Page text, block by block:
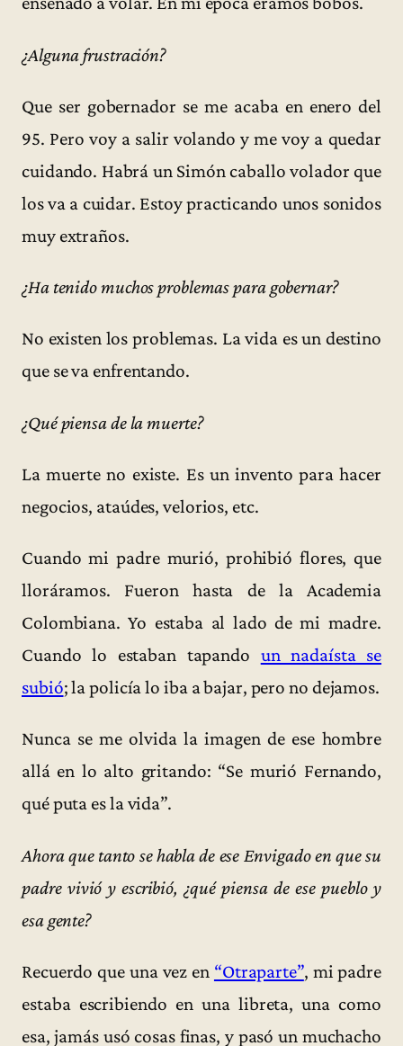
¿Alguna frustración?
Que ser gobernador se me acaba en enero del
95. Pero voy a salir volando y me voy a quedar
cuidando. Habrá un Simón caballo volador que
los va a cuidar. Estoy practicando unos sonidos
muy extraños.
¿Ha tenido muchos problemas para gobernar?
No existen los problemas. La vida es un destino
que se va enfrentando.
¿Qué piensa de la muerte?
La muerte no existe. Es un invento para hacer
negocios, ataúdes, velorios, etc.
Cuando mi padre murió, prohibió flores, que
lloráramos. Fueron hasta de la Academia
Colombiana. Yo estaba al lado de mi madre.
Cuando lo estaban tapando un nadaísta se
subió; la policía lo iba a bajar, pero no dejamos.
Nunca se me olvida la imagen de ese hombre
allá en lo alto gritando: “Se murió Fernando,
qué puta es la vida”.
Ahora que tanto se habla de ese Envigado en que su
padre vivió y escribió, ¿qué piensa de ese pueblo y
esa gente?
Recuerdo que una vez en “Otraparte”, mi padre
estaba escribiendo en una libreta, una como
esa, jamás usó cosas finas, y pasó un muchacho